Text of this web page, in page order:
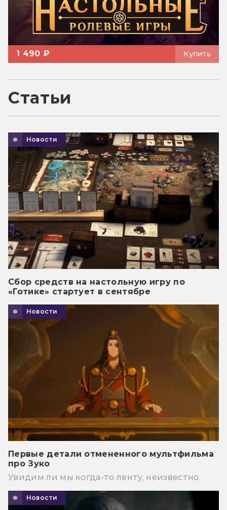
1 490 ₽ Купить
Статьи
Новости
Сбор средств на настольную игру по
«Готике» стартует в сентябре
Новости
Первые детали отмененного мультфильма
про Зуко
Увидим ли мы когда-то ленту, неизвестно.
Новости